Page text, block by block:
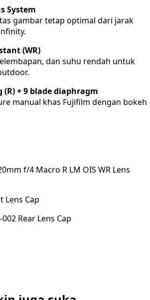
System
gambar tetap optimal dari jarak
(WR)
dan suhu rendah untuk
+ 9 blade diaphragm
manual khas Fujifilm dengan bokeh
f/4 Macro R LM OIS WR Lens
Lens Cap
002 Rear Lens Cap